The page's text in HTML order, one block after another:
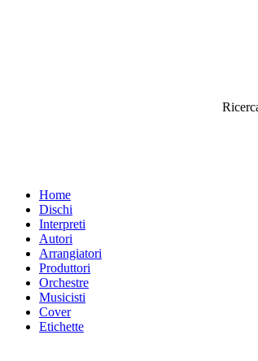
Home
Dischi
Interpreti
Autori
Arrangiatori
Produttori
Orchestre
Musicisti
Cover
Etichette